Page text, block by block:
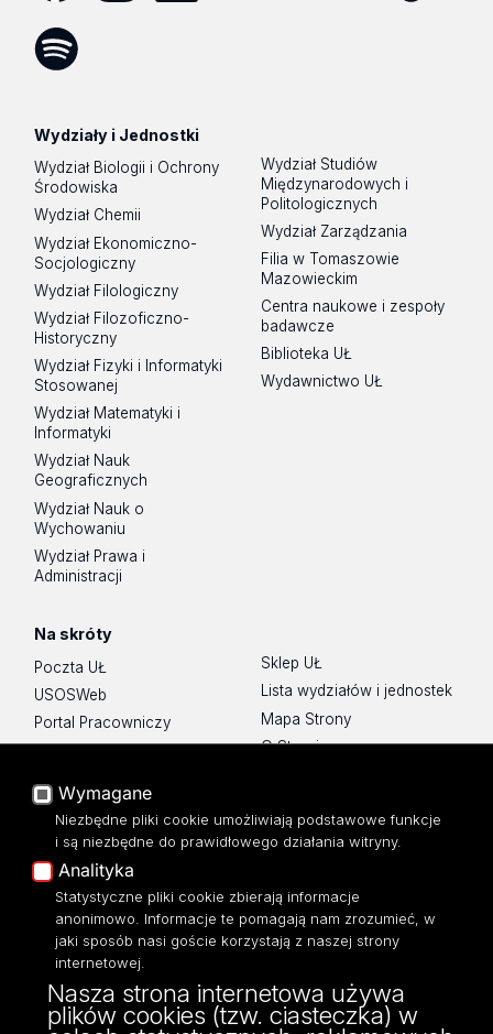
Wydziały i Jednostki
Wydział Biologii i Ochrony
Środowiska
Wydział Chemii
Wydział Ekonomiczno-
Socjologiczny
Wydział Filologiczny
Wydział Filozoficzno-
Historyczny
Wydział Fizyki i Informatyki
Stosowanej
Wydział Matematyki i
Informatyki
Wydział Nauk
Geograficznych
Wydział Nauk o
Wychowaniu
Wydział Prawa i
Administracji
Wydział Studiów
Międzynarodowych i
Politologicznych
Wydział Zarządzania
Filia w Tomaszowie
Mazowieckim
Centra naukowe i zespoły
badawcze
Biblioteka UŁ
Wydawnictwo UŁ
Na skróty
Poczta UŁ
USOSWeb
Portal Pracowniczy
Baza Aktów Własnych
Moodle
Eksperci UŁ
Polityka Prywatności
Dostępność
Sklep UŁ
Lista wydziałów i jednostek
Mapa Strony
O Stronie
ul. Narutowicza 68, 90-136 Łódź
NIP: 724 000 32 43
Wymagane
Niezbędne pliki cookie umożliwiają podstawowe funkcje
i są niezbędne do prawidłowego działania witryny.
Analityka
Statystyczne pliki cookie zbierają informacje
anonimowo. Informacje te pomagają nam zrozumieć, w
jaki sposób nasi goście korzystają z naszej strony
internetowej.
Nasza strona internetowa używa
plików cookies (tzw. ciasteczka) w